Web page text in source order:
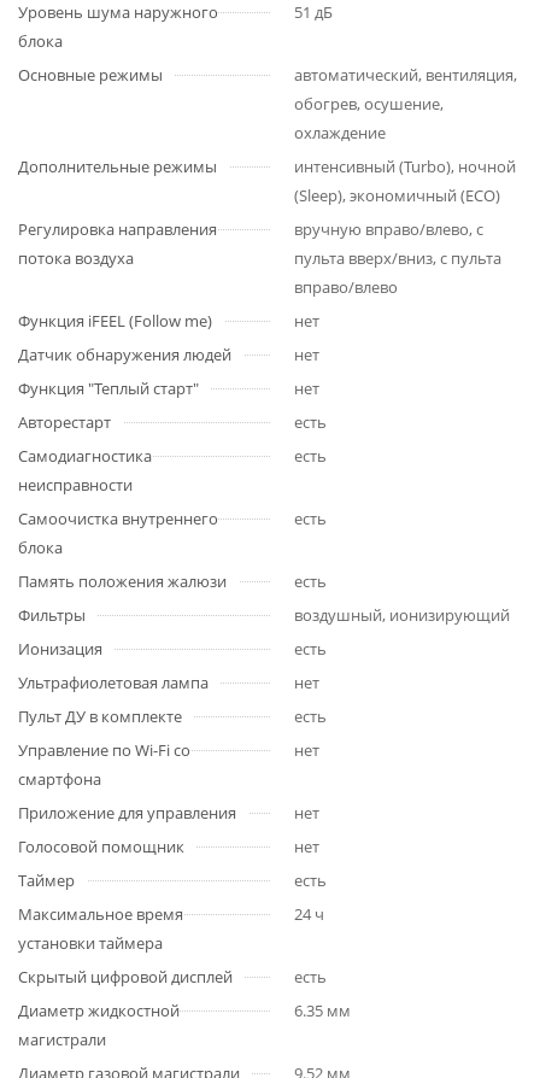
Уровень шума наружного
блока
51 дБ
Основные режимы
автоматический, вентиляция,
обогрев, осушение,
охлаждение
Дополнительные режимы
интенсивный (Turbo), ночной
(Sleep), экономичный (ECO)
Регулировка направления
потока воздуха
вручную вправо/влево, с
пульта вверх/вниз, с пульта
вправо/влево
Функция iFEEL (Follow me)
нет
Датчик обнаружения людей
нет
Функция "Теплый старт"
нет
Авторестарт
есть
Самодиагностика
неисправности
есть
Самоочистка внутреннего
блока
есть
Память положения жалюзи
есть
Фильтры
воздушный, ионизирующий
Ионизация
есть
Ультрафиолетовая лампа
нет
Пульт ДУ в комплекте
есть
Управление по Wi-Fi со
смартфона
нет
Приложение для управления
нет
Голосовой помощник
нет
Таймер
есть
Максимальное время
установки таймера
24 ч
Скрытый цифровой дисплей
есть
Диаметр жидкостной
магистрали
6.35 мм
Диаметр газовой магистрали 9.52 мм